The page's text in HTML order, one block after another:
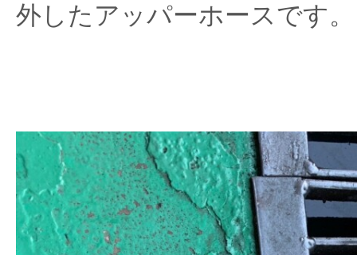
外したアッパーホースです。